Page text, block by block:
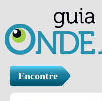
Encontre